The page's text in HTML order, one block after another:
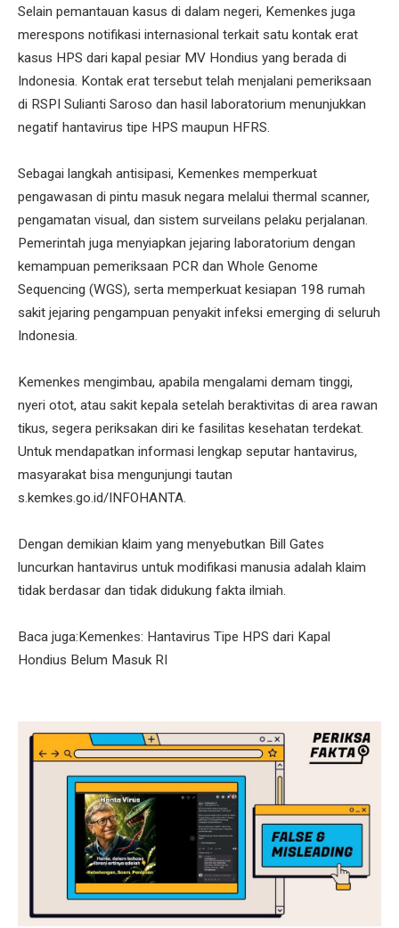
Selain pemantauan kasus di dalam negeri, Kemenkes juga
merespons notifikasi internasional terkait satu kontak erat
kasus HPS dari kapal pesiar MV Hondius yang berada di
Indonesia. Kontak erat tersebut telah menjalani pemeriksaan
di RSPI Sulianti Saroso dan hasil laboratorium menunjukkan
negatif hantavirus tipe HPS maupun HFRS.
Sebagai langkah antisipasi, Kemenkes memperkuat
pengawasan di pintu masuk negara melalui thermal scanner,
pengamatan visual, dan sistem surveilans pelaku perjalanan.
Pemerintah juga menyiapkan jejaring laboratorium dengan
kemampuan pemeriksaan PCR dan Whole Genome
Sequencing (WGS), serta memperkuat kesiapan 198 rumah
sakit jejaring pengampuan penyakit infeksi emerging di seluruh
Indonesia.
Kemenkes mengimbau, apabila mengalami demam tinggi,
nyeri otot, atau sakit kepala setelah beraktivitas di area rawan
tikus, segera periksakan diri ke fasilitas kesehatan terdekat.
Untuk mendapatkan informasi lengkap seputar hantavirus,
masyarakat bisa mengunjungi tautan
s.kemkes.go.id/INFOHANTA.
Dengan demikian klaim yang menyebutkan Bill Gates
luncurkan hantavirus untuk modifikasi manusia adalah klaim
tidak berdasar dan tidak didukung fakta ilmiah.
Baca juga:Kemenkes: Hantavirus Tipe HPS dari Kapal
Hondius Belum Masuk RI